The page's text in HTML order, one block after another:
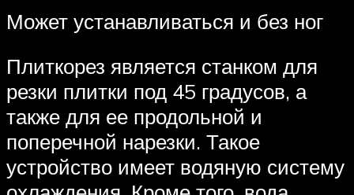
Может устанавливаться и без ног
Плиткорез является станком для
резки плитки под 45 градусов, а
также для ее продольной и
поперечной нарезки. Такое
устройство имеет водяную систему